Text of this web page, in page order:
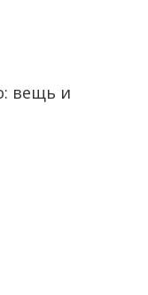
вещь и